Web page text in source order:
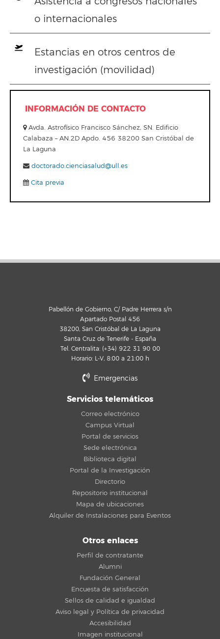
o internacionales
Estancias en otros centros de
investigación (movilidad)
INFORMACIÓN DE CONTACTO
Avda. Astrofísico Francisco Sánchez, SN. Edificio
Calabaza – AN.2D Apdo. 456 38200 San Cristóbal de
La Laguna
doctorado.cienciasalud@ull.es
Cita previa
Pabellón de Gobierno, C/ Padre Herrera s/n
Apartado Postal 456
38200, San Cristóbal de La Laguna
Santa Cruz de Tenerife - España
Tel. Centralita: (+34) 922 31 90 00
Horario: L-V, 8:00 a 21:00 h
Emergencias
Servicios telemáticos
Correo electrónico
Campus Virtual
Portal de servicios
Sede electrónica
Biblioteca digital
Portal de la Investigación
Directorio
Repositorio institucional
Mapa de ubicaciones
Alquiler de Instalaciones para Eventos
Otros enlaces
Perfil de contratante
Alumni
Fundación General
Encuesta de satisfacción
Sellos de calidad e igualdad
Aviso legal y Política de privacidad
Accesibilidad
Imagen institucional